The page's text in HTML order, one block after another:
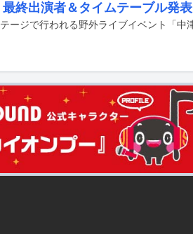
終出演者＆タイムテーブル発表